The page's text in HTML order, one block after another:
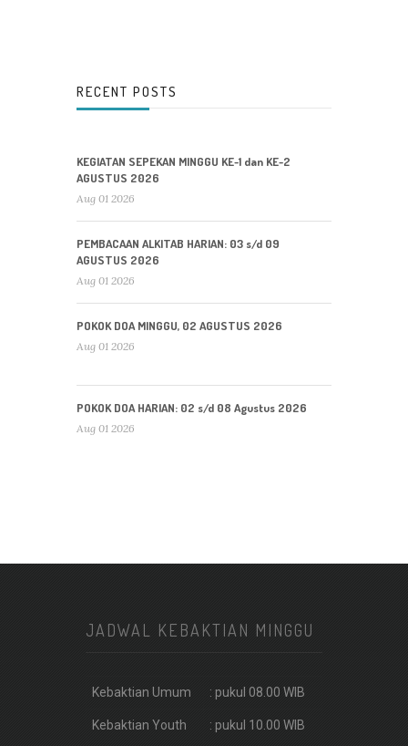
RECENT POSTS
KEGIATAN SEPEKAN MINGGU KE-1 dan KE-2
AGUSTUS 2026
Aug 01 2026
PEMBACAAN ALKITAB HARIAN: 03 s/d 09
AGUSTUS 2026
Aug 01 2026
POKOK DOA MINGGU, 02 AGUSTUS 2026
Aug 01 2026
POKOK DOA HARIAN: 02 s/d 08 Agustus 2026
Aug 01 2026
JADWAL KEBAKTIAN MINGGU
Kebaktian Umum : pukul 08.00 WIB
Kebaktian Youth : pukul 10.00 WIB